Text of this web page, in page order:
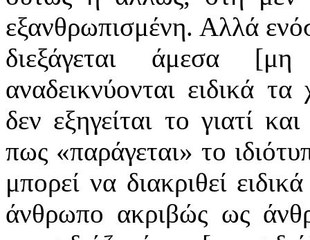
εξανθρωπισμένη. Αλλά
διεξάγεται άμεσα
αναδεικνύονται ειδικά
δεν εξηγείται το γιατί
πως «παράγεται» το
μπορεί να διακριθεί
άνθρωπο ακριβώς ως